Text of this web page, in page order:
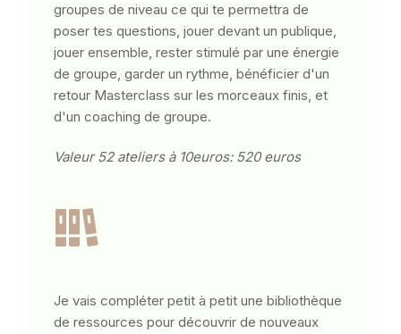
groupes de niveau ce qui te permettra de
poser tes questions, jouer devant un publique,
jouer ensemble, rester stimulé par une énergie
de groupe, garder un rythme, bénéficier d'un
retour Masterclass sur les morceaux finis, et
d'un coaching de groupe.
Valeur 52 ateliers à 10euros: 520 euros
Je vais compléter petit à petit une bibliothèque
de ressources pour découvrir de nouveaux